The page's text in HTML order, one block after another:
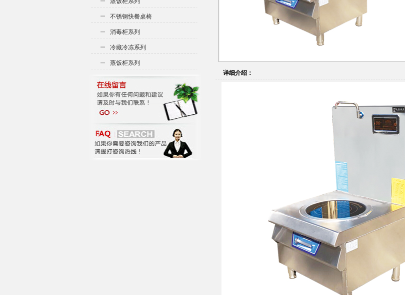
不锈钢快餐桌椅
消毒柜系列
冷藏冷冻系列
蒸饭柜系列
详细介绍：